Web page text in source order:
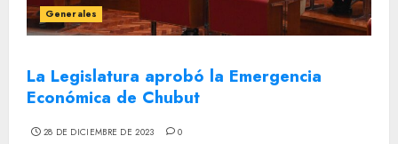
Generales
La Legislatura aprobó la Emergencia
Económica de Chubut
28 DE DICIEMBRE DE 2023 0